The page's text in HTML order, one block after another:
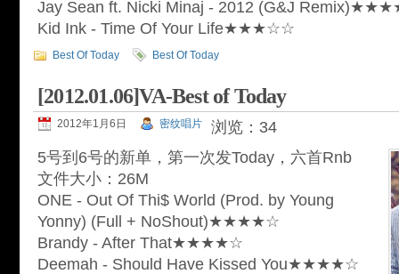
Jay Sean ft. Nicki Minaj - 2012 (G&J
Kid Ink - Time Of Your Life★★★☆☆
Best Of Today Best Of Today
[2012.01.06]VA-Best of Today
2012年1月6日 密纹唱片
浏览：34
5号到6号的新单，第一次发Today，六首Rnb
文件大小：26M
ONE - Out Of Thi$ World (Prod. by Young
Yonny) (Full + NoShout)★★★★☆
Brandy - After That★★★★☆
Deemah - Should Have Kissed You★★★★☆